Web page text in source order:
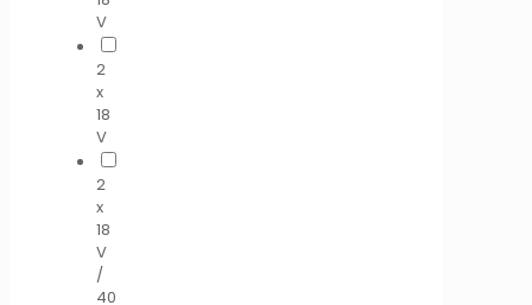
V
2
x
18
V
2
x
18
V
/
40